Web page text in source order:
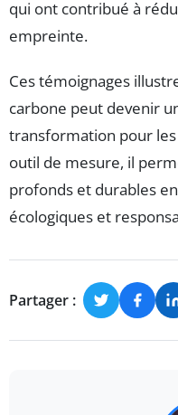
qui ont contribué à
empreinte.
Ces témoignages
carbone peut devenir
transformation pour les
outil de mesure, il
profonds et durables
écologiques et
Partager :